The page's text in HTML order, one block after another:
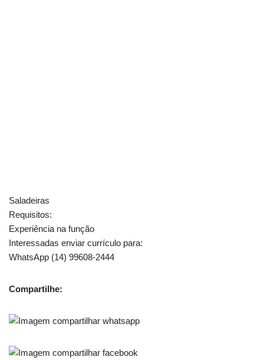
Saladeiras
Requisitos:
Experiência na função
Interessadas enviar currículo para:
WhatsApp (14) 99608-2444
Compartilhe: